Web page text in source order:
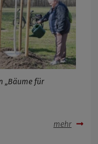
„Bäume für
mehr